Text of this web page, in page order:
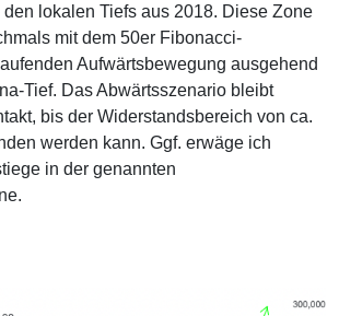
lokalen Tiefs aus 2018. Diese Zone
mit dem 50er Fibonacci-
Aufwärtsbewegung ausgehend
Tief. Das Abwärtsszenario bleibt
bis der Widerstandsbereich von ca.
werden kann. Ggf. erwäge ich
in der genannten